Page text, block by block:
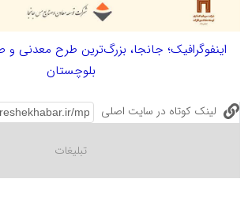
اینفوگرافیک؛ جانجا، بزرگ‌ترین طرح معدنی
بلوچستان
لینک کوتاه در سایت اصلی